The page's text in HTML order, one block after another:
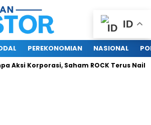
PEREKONOMIAN NASIONAL
Korporasi, Saham ROCK Terus Naik,
ID